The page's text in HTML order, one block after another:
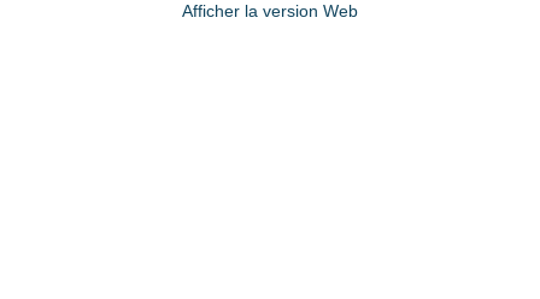
Afficher la version Web